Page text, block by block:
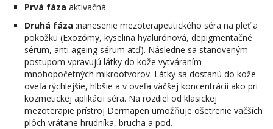
Prvá fáza aktivačná
Druhá fáza :nanesenie mezoterapeutického séra na pleť a
pokožku (Exozómy, kyselina hyalurónová, depigmentačné
sérum, anti ageing sérum atď). Následne sa stanoveným
postupom vpravujú látky do kože vytváraním
mnohopočetných mikrootvorov. Látky sa dostanú do kože
oveľa rýchlejšie, hlbšie a v oveľa väčšej koncentrácii ako pri
kozmetickej aplikácii séra. Na rozdiel od klasickej
mezoterapie prístroj Dermapen umožňuje ošetrenie väčších
plôch vrátane hrudníka, brucha a pod.